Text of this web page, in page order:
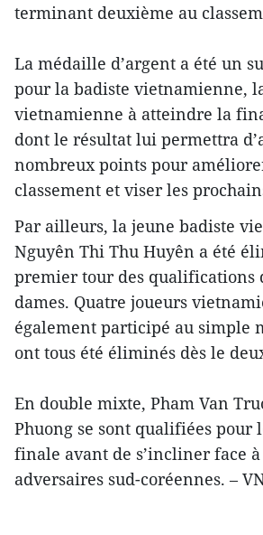
terminant deuxième au
La médaille d’argent a été un
pour la badiste vietnamienne,
vietnamienne à atteindre la
dont le résultat lui permettra
nombreux points pour
classement et viser les
Par ailleurs, la jeune badiste
Nguyên Thi Thu Huyên a été
premier tour des qualifications
dames. Quatre joueurs
également participé au simple
ont tous été éliminés dès le
En double mixte, Pham Van
Phuong se sont qualifiées pour
finale avant de s’incliner face
adversaires sud-coréennes. –